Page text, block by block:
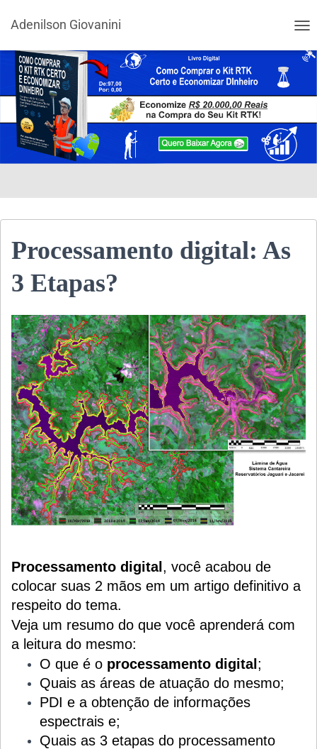
Adenilson Giovanini
Processamento digital: As
3 Etapas?
Processamento digital , você acabou de
colocar suas 2 mãos em um artigo definitivo a
respeito do tema.
Veja um resumo do que você aprenderá com
a leitura do mesmo:
O que é o processamento digital ;
Quais as áreas de atuação do mesmo;
PDI e a obtenção de informações
espectrais e;
Quais as 3 etapas do processamento